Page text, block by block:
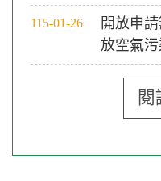
115-01-26
開放申
放空氣
閱